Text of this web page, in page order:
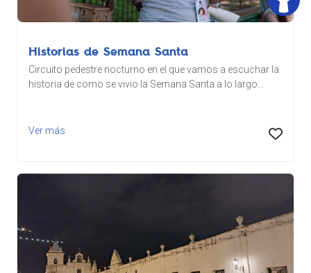
Historias de Semana Santa
Circuito pedestre nocturno en el que vamos a escuchar la
historia de como se vivio la Semana Santa a lo largo...
Ver más